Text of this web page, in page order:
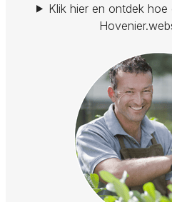
Klik hier en ontdek